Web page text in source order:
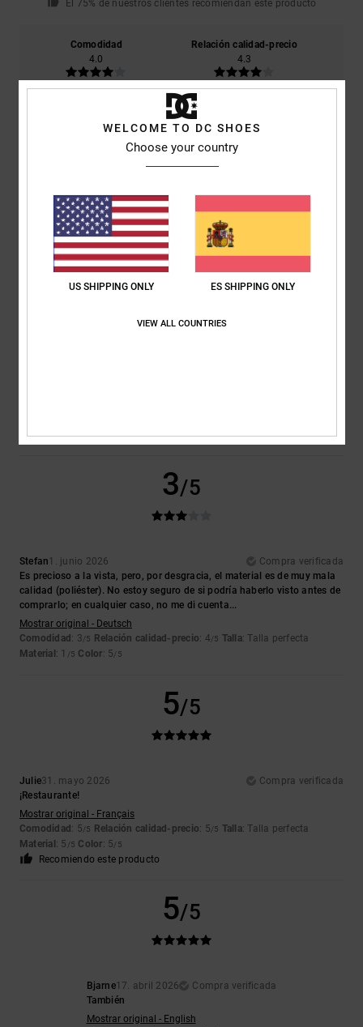
El 75% de nuestros clientes recomiendan este producto
Comodidad
4.0
Relación calidad-precio
4.3
Demasiado pequeñoDemasiado grande
3.3
4
Recomiendo este producto
3/5
Stefan1. junio 2026
Compra verificada
Es precioso a la vista, pero, por desgracia, el material es de muy mala
calidad (poliéster). No estoy seguro de si podría haberlo visto antes de
comprarlo; en cualquier caso, no me di cuenta...
Mostrar original - Deutsch
Comodidad : 3/5 Relación calidad-precio: 4/5 Talla: Talla perfecta
Material : 1 /5 Color: 5/5
5/5
Julie31. mayo 2026
Compra verificada
¡Restaurante!
Mostrar original - Français
Comodidad : 5/5 Relación calidad-precio: 5/5 Talla: Talla perfecta
Material : 5 /5 Color: 5/5
Recomiendo este producto
5/5
Bjarne17. abril 2026
Compra verificada
También
Mostrar original - English
WELCOME TO DC SHOES
Choose your country
US SHIPPING ONLY ES SHIPPING ONLY
VIEW ALL COUNTRIES